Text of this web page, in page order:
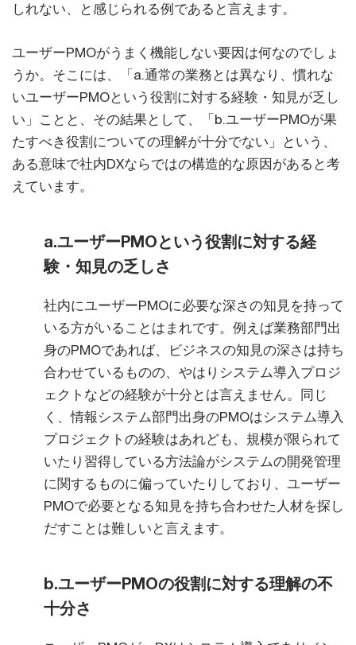
しれない、と感じられる例であると言えます。
ユーザーPMOがうまく機能しない要因は何なのでしょ
うか。そこには、「a.通常の業務とは異なり、慣れな
いユーザーPMOという役割に対する経験・知見が乏し
い」ことと、その結果として、「b.ユーザーPMOが果
たすべき役割についての理解が十分でない」という、
ある意味で社内DXならではの構造的な原因があると考
えています。
a.ユーザーPMOという役割に対する経
験・知見の乏しさ
社内にユーザーPMOに必要な深さの知見を持って
いる方がいることはまれです。例えば業務部門出
身のPMOであれば、ビジネスの知見の深さは持ち
合わせているものの、やはりシステム導入プロジ
ェクトなどの経験が十分とは言えません。同じ
く、情報システム部門出身のPMOはシステム導入
プロジェクトの経験はあれども、規模が限られて
いたり習得している方法論がシステムの開発管理
に関するものに偏っていたりしており、ユーザー
PMOで必要となる知見を持ち合わせた人材を探し
だすことは難しいと言えます。
b.ユーザーPMOの役割に対する理解の不
十分さ